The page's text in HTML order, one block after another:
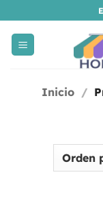
al
contenido
Inicio /